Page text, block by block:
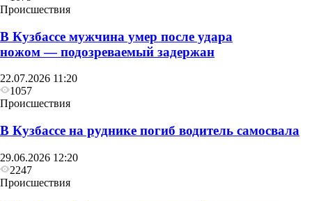
Происшествия
В Кузбассе мужчина умер после удара
ножом — подозреваемый задержан
22.07.2026 11:20
1057
Происшествия
В Кузбассе на руднике погиб водитель самосвала
29.06.2026 12:20
2247
Происшествия